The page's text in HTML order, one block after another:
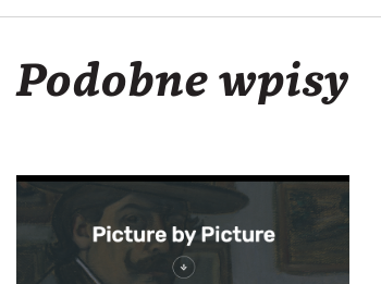
Podobne wpisy